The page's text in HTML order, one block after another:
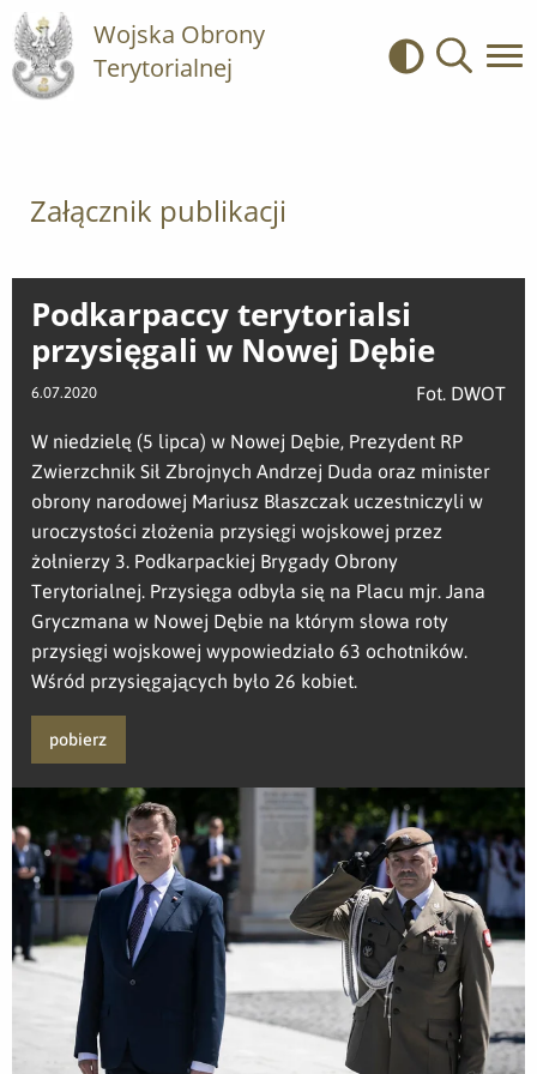
Wojska Obrony
Terytorialnej
Kontrast
Załącznik publikacji
Podkarpaccy terytorialsi
przysięgali w Nowej Dębie
6.07.2020 Fot. DWOT
W niedzielę (5 lipca) w Nowej Dębie, Prezydent RP
Zwierzchnik Sił Zbrojnych Andrzej Duda oraz minister
obrony narodowej Mariusz Błaszczak uczestniczyli w
uroczystości złożenia przysięgi wojskowej przez
żołnierzy 3. Podkarpackiej Brygady Obrony
Terytorialnej. Przysięga odbyła się na Placu mjr. Jana
Gryczmana w Nowej Dębie na którym słowa roty
przysięgi wojskowej wypowiedziało 63 ochotników.
Wśród przysięgających było 26 kobiet.
pobierz